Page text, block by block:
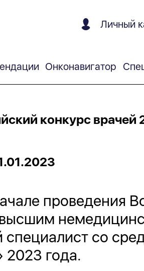
Личный
Онконавигатор
конкурс врачей
проведения
со
2023 года.